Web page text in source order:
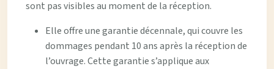
sont pas visibles au moment de la réception.
Elle offre une garantie décennale, qui couvre les
dommages pendant 10 ans après la réception de
l’ouvrage. Cette garantie s’applique aux